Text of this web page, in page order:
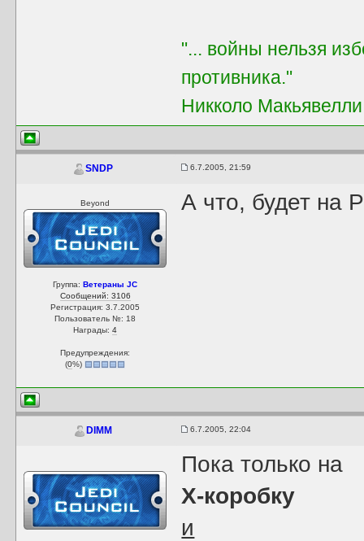
"... войны нельзя
противника."
Никколо Макьявелли
SNDP 6.7.2005, 21:59
Beyond
Группа:Ветераны JC
Сообщений: 3106
Регистрация: 3.7.2005
Пользователь №: 18
Награды:4
Предупреждения:
(0%)
А что, будет на
DIMM 6.7.2005, 22:04
Пока только на
Х-коробку
и